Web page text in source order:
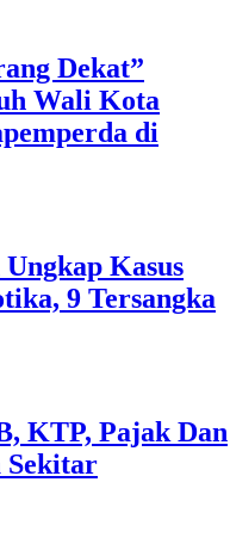
Dekat”
Wali Kota
di
Kasus
9 Tersangka
KTP, Pajak Dan
Sekitar